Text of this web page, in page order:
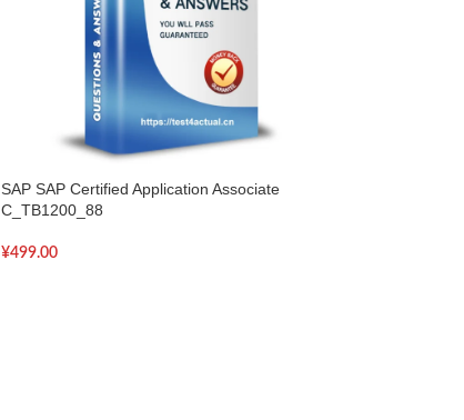
SAP SAP Certified Application Associate
C_TB1200_88
¥499.00